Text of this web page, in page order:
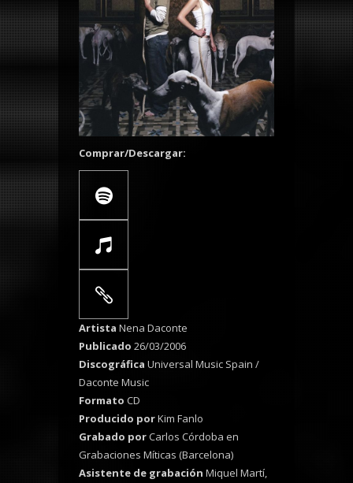
Comprar/Descargar:
Artista Nena Daconte
Publicado 26/03/2006
Discográfica Universal Music Spain /
Daconte Music
Formato CD
Producido porKim Fanlo
Grabado porCarlos Córdoba en
Grabaciones Míticas (Barcelona)
Asistente de grabación Miquel Martí,